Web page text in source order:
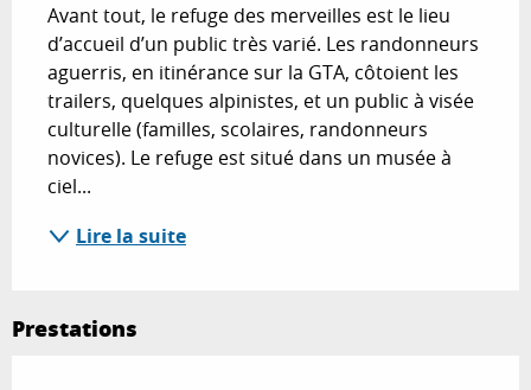
Avant tout, le refuge des merveilles est le lieu
d’accueil d’un public très varié. Les randonneurs
aguerris, en itinérance sur la GTA, côtoient les
trailers, quelques alpinistes, et un public à visée
culturelle (familles, scolaires, randonneurs
novices). Le refuge est situé dans un musée à
ciel...
Lire la suite
Prestations